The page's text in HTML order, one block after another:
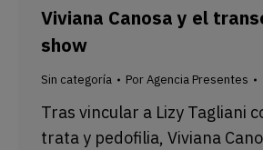
Viviana Canosa y el
show
Sin categoría PorAgencia Presentes
Tras vincular a Lizy Tagliani
trata y pedofilia, Viviana